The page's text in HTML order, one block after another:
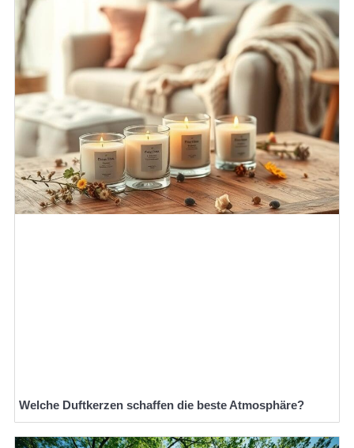
Welche Duftkerzen schaffen die beste Atmosphäre?